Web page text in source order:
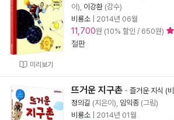
미리보기
이), 이강환 (감수)
비룡소
2014년 06월
11,700원 (10% 할인 / 650원)
절판
뜨거운 지구촌 - 즐거운 지식 (
정의길 (지은이), 임익종 (그림)
비룡소
2014년 01월